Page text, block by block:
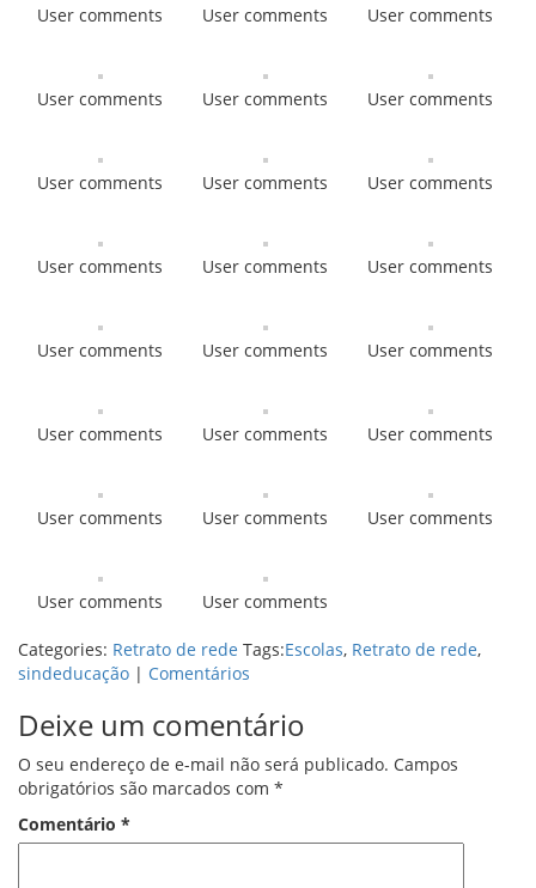
User comments User comments User comments
User comments User comments User comments
User comments User comments User comments
User comments User comments User comments
User comments User comments User comments
User comments User comments User comments
User comments User comments User comments
User comments User comments
Categories: Retrato de rede Tags:Escolas, Retrato de rede,
sindeducação | Comentários
Deixe um comentário
O seu endereço de e-mail não será publicado. Campos
obrigatórios são marcados com *
Comentário *